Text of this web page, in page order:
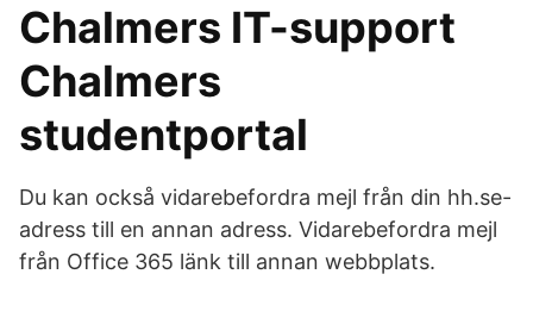
Chalmers IT-support
Chalmers
studentportal
Du kan också vidarebefordra mejl från din hh.se-
adress till en annan adress. Vidarebefordra mejl
från Office 365 länk till annan webbplats.